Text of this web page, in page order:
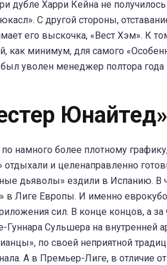
дубле Харри Кейна не
С другой стороны,
его выскочка, «Вест Хэм». К
как минимум, для самого
уволен менеджер полтора года
Юнайтед»
намного более плотному
отдыхали и целенаправленно
дьяволы» ездили в Испанию. В
в Лиге Европы. И именно
сил. В конце концов, а за
Гуннара Сульшера на внутренней
по своей неприятной
А в Премьер-Лиге, в отличие